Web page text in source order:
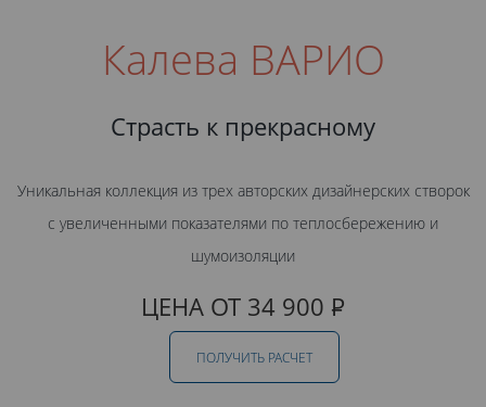
Калева ВАРИО
Страсть к прекрасному
Уникальная коллекция из трех авторских дизайнерских створок
с увеличенными показателями по теплосбережению и
шумоизоляции
ЦЕНА ОТ 34 900 Р
ПОЛУЧИТЬ РАСЧЕТ